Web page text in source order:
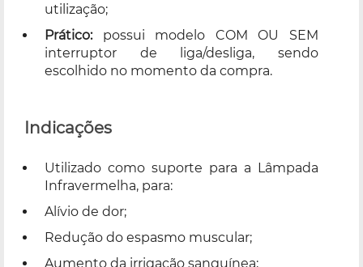
utilização;
Prático:possui modelo COM OU SEM
interruptor de liga/desliga, sendo
escolhido no momento da compra.
Indicações
Utilizado como suporte para a Lâmpada
Infravermelha, para:
Alívio de dor;
Redução do espasmo muscular;
Aumento da irrigação sanguínea;